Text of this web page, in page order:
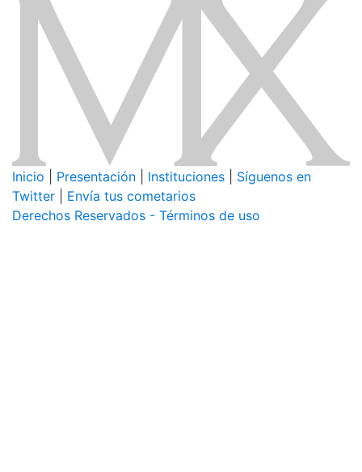
Inicio Presentación Instituciones
Síguenos en
Twitter
Envía tus cometarios
Derechos Reservados - Términos de uso